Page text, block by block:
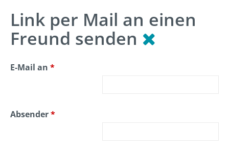
Link per Mail an einen
Freund senden
E-Mail an *
Absender*